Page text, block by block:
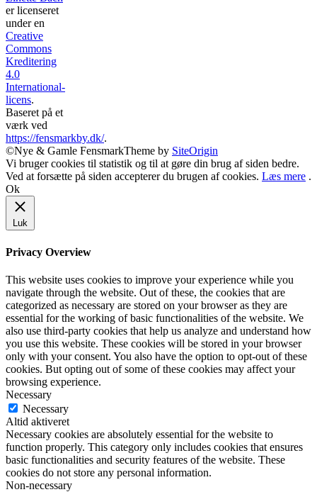
er licenseret
under en
Creative
Commons
Kreditering
4.0
International-
licens.
Baseret på et
værk ved
https://fensmarkby.dk/.
©Nye & Gamle FensmarkTheme by SiteOrigin
Vi bruger cookies til statistik og til at gøre din brug af siden bedre.
Ved at forsætte på siden accepterer du brugen af cookies. Læs mere .
Ok
Luk
Privacy Overview
This website uses cookies to improve your experience while you
navigate through the website. Out of these, the cookies that are
categorized as necessary are stored on your browser as they are
essential for the working of basic functionalities of the website. We
also use third-party cookies that help us analyze and understand how
you use this website. These cookies will be stored in your browser
only with your consent. You also have the option to opt-out of these
cookies. But opting out of some of these cookies may affect your
browsing experience.
Necessary
Necessary
Altid aktiveret
Necessary cookies are absolutely essential for the website to
function properly. This category only includes cookies that ensures
basic functionalities and security features of the website. These
cookies do not store any personal information.
Non-necessary